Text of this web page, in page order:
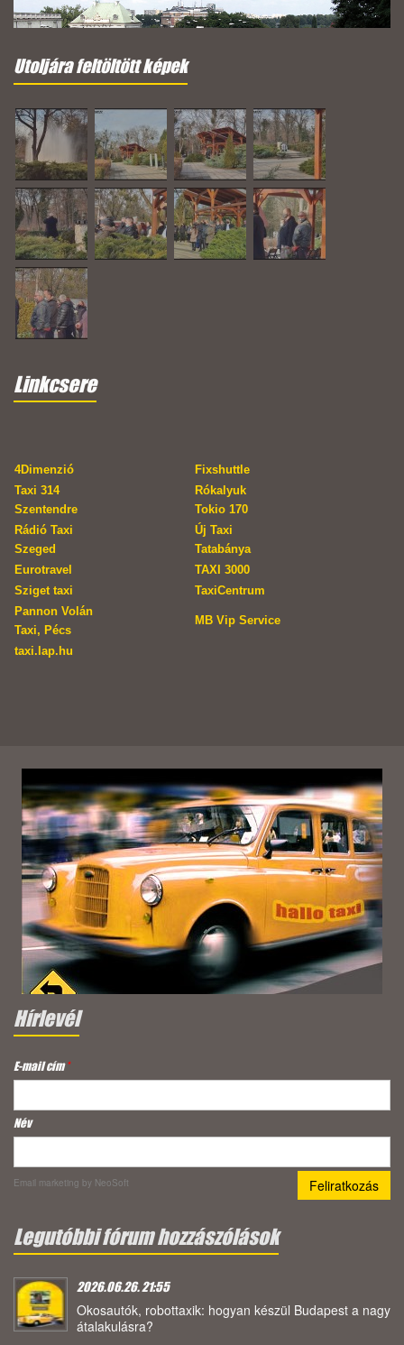
Utoljára feltöltött képek
Linkcsere
4Dimenzió
Fixshuttle
Taxi 314
Szentendre
Rókalyuk
Tokio 170
Rádió Taxi
Szeged
Új Taxi
Tatabánya
Eurotravel
TAXI 3000
Sziget taxi
TaxiCentrum
Pannon Volán
Taxi, Pécs
MB Vip Service
taxi.lap.hu
Hírlevél
E-mail cím*
Név
Email marketing by NeoSoft
Legutóbbi fórum hozzászólások
2026.06.26. 21:55
Okosautók, robottaxik: hogyan készül Budapest a nagy
átalakulásra?